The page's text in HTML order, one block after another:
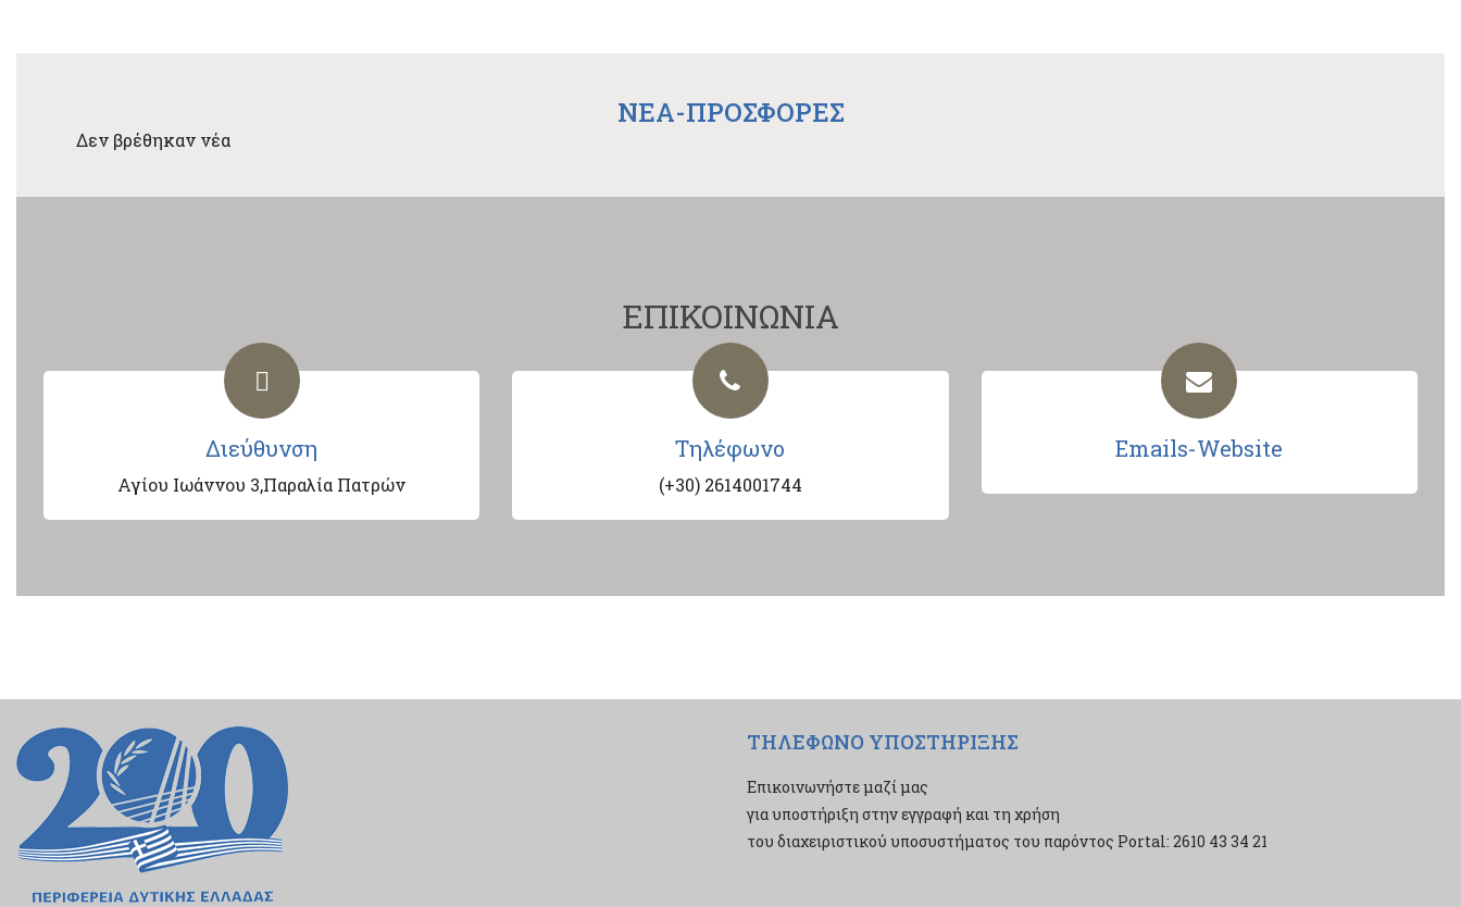
NEA-ΠΡΟΣΦΟΡΕΣ
Δεν βρέθηκαν νέα
ΕΠΙΚΟΙΝΩΝΙΑ
Διεύθυνση
Αγίου Ιωάννου 3,Παραλία Πατρών
Τηλέφωνο
(+30) 2614001744
Emails-Website
ΤΗΛΕΦΩΝΟ ΥΠΟΣΤΗΡΙΞΗΣ
Επικοινωνήστε μαζί μας
για υποστήριξη στην εγγραφή και τη χρήση
του διαχειριστικού υποσυστήματος του παρόντος Portal: 2610 43 34 21